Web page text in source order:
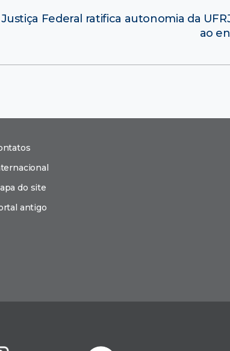
Justiça Federal ratifica autonomia da
ao
do site
antigo